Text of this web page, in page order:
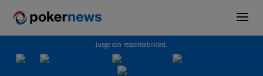
Juego con responsabilidad.